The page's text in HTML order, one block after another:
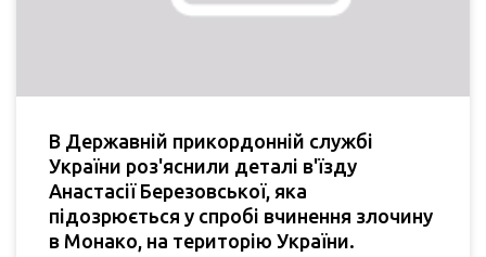
В Державній прикордонній службі
України роз'яснили деталі в'їзду
Анастасії Березовської, яка
підозрюється у спробі вчинення злочину
в Монако, на територію України.